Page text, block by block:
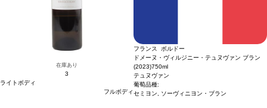
在庫あり
3
ライトボディ
フルボディ
フランス ボルドー
ドメーヌ・ヴィルジニー・テュヌヴァン ブラン
(2023)750ml
テュヌヴァン
葡萄品種:
セミヨン, ソーヴィニヨン・ブラン